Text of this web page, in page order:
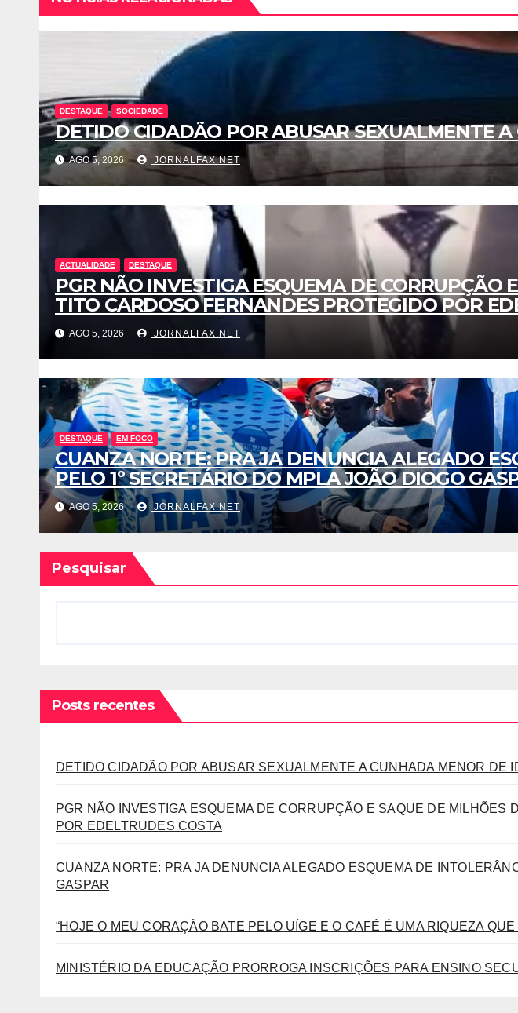
DESTAQUE SOCIEDADE
DETIDO CIDADÃO POR ABUSAR SEXUALMENTE
AGO 5, 2026 JORNALFAX.NET
ACTUALIDADE DESTAQUE
PGR NÃO INVESTIGA ESQUEMA DE CORRUPÇÃO
TITO CARDOSO FERNANDES PROTEGIDO POR
AGO 5, 2026 JORNALFAX.NET
DESTAQUE EM FOCO
CUANZA NORTE: PRA JA DENUNCIA ALEGADO
PELO 1º SECRETÁRIO DO MPLA JOÃO DIOGO
AGO 5, 2026 JORNALFAX.NET
Pesquisar
Posts recentes
DETIDO CIDADÃO POR ABUSAR SEXUALMENTE A CUNHADA MENOR DE
PGR NÃO INVESTIGA ESQUEMA DE CORRUPÇÃO E SAQUE DE
POR EDELTRUDES COSTA
CUANZA NORTE: PRA JA DENUNCIA ALEGADO ESQUEMA DE
GASPAR
“HOJE O MEU CORAÇÃO BATE PELO UÍGE E O CAFÉ É UMA RIQUEZA
MINISTÉRIO DA EDUCAÇÃO PRORROGA INSCRIÇÕES PARA ENSINO